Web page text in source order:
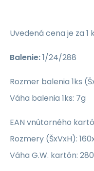
Uvedená cena je za 1
Balenie:1/24/288
Rozmer balenia 1ks
Váha balenia 1ks: 7g
EAN vnútorného
Rozmery (ŠxVxH):
Váha G.W. kartón: